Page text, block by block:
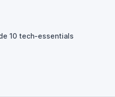
10 tech-essentials